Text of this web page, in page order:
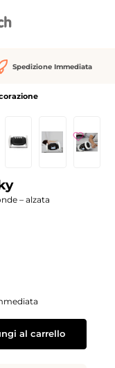
Spedizione Immediata
– alzata
o usa i pulsanti per
al carrello